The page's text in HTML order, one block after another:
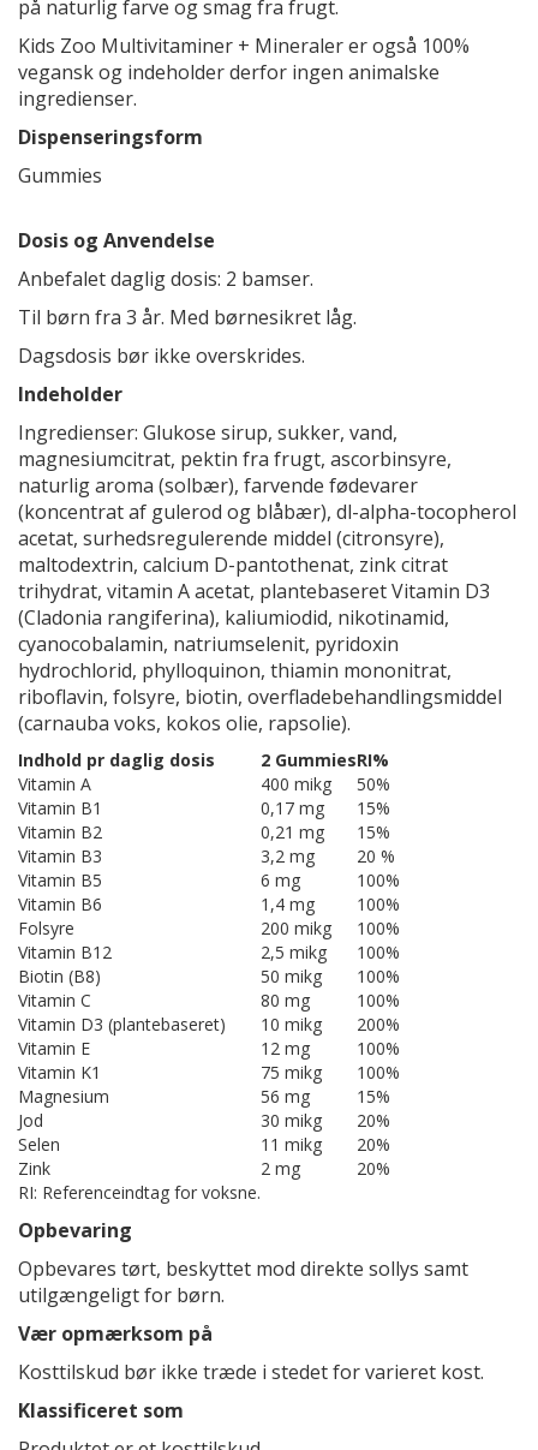
på naturlig farve og smag fra frugt.
Kids Zoo Multivitaminer + Mineraler er også 100%
vegansk og indeholder derfor ingen animalske
ingredienser.
Dispenseringsform
Gummies
Dosis og Anvendelse
Anbefalet daglig dosis: 2 bamser.
Til børn fra 3 år. Med børnesikret låg.
Dagsdosis bør ikke overskrides.
Indeholder
Ingredienser: Glukose sirup, sukker, vand,
magnesiumcitrat, pektin fra frugt, ascorbinsyre,
naturlig aroma (solbær), farvende fødevarer
(koncentrat af gulerod og blåbær), dl-alpha-tocopherol
acetat, surhedsregulerende middel (citronsyre),
maltodextrin, calcium D-pantothenat, zink citrat
trihydrat, vitamin A acetat, plantebaseret Vitamin D3
(Cladonia rangiferina), kaliumiodid, nikotinamid,
cyanocobalamin, natriumselenit, pyridoxin
hydrochlorid, phylloquinon, thiamin mononitrat,
riboflavin, folsyre, biotin, overfladebehandlingsmiddel
(carnauba voks, kokos olie, rapsolie).
Indhold pr daglig dosis 2 GummiesRI%
Vitamin A
400 mikg
50%
Vitamin B1
0,17 mg
15%
Vitamin B2
0,21 mg
15%
Vitamin B3
3,2 mg
20 %
Vitamin B5
6 mg
100%
Vitamin B6
1,4 mg
100%
Folsyre
200 mikg
100%
Vitamin B12
2,5 mikg
100%
Biotin (B8)
50 mikg
100%
Vitamin C
80 mg
100%
Vitamin D3 (plantebaseret)
10 mikg
200%
Vitamin E
12 mg
100%
Vitamin K1
75 mikg
100%
Magnesium
56 mg
15%
Jod
30 mikg
20%
Selen
11 mikg
20%
Zink
2 mg
20%
RI: Referenceindtag for voksne.
Opbevaring
Opbevares tørt, beskyttet mod direkte sollys samt
utilgængeligt for børn.
Vær opmærksom på
Kosttilskud bør ikke træde i stedet for varieret kost.
Klassificeret som